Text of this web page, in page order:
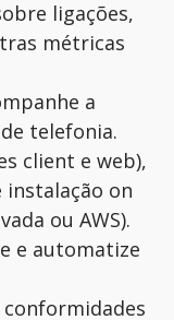
ligações,
métricas
a
telefonia.
client e web),
instalação on
ou AWS).
e automatize